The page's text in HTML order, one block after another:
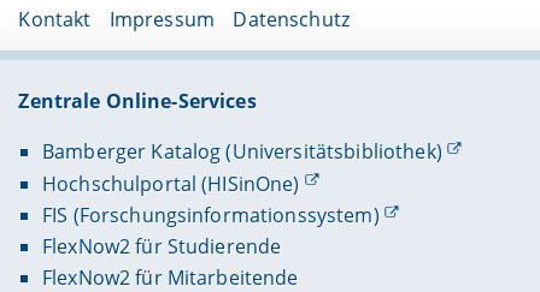
Kontakt Impressum Datenschutz
Zentrale Online-Services
Bamberger Katalog (Universitätsbibliothek)
Hochschulportal (HISinOne)
FIS (Forschungsinformationssystem)
FlexNow2 für Studierende
FlexNow2 für Mitarbeitende